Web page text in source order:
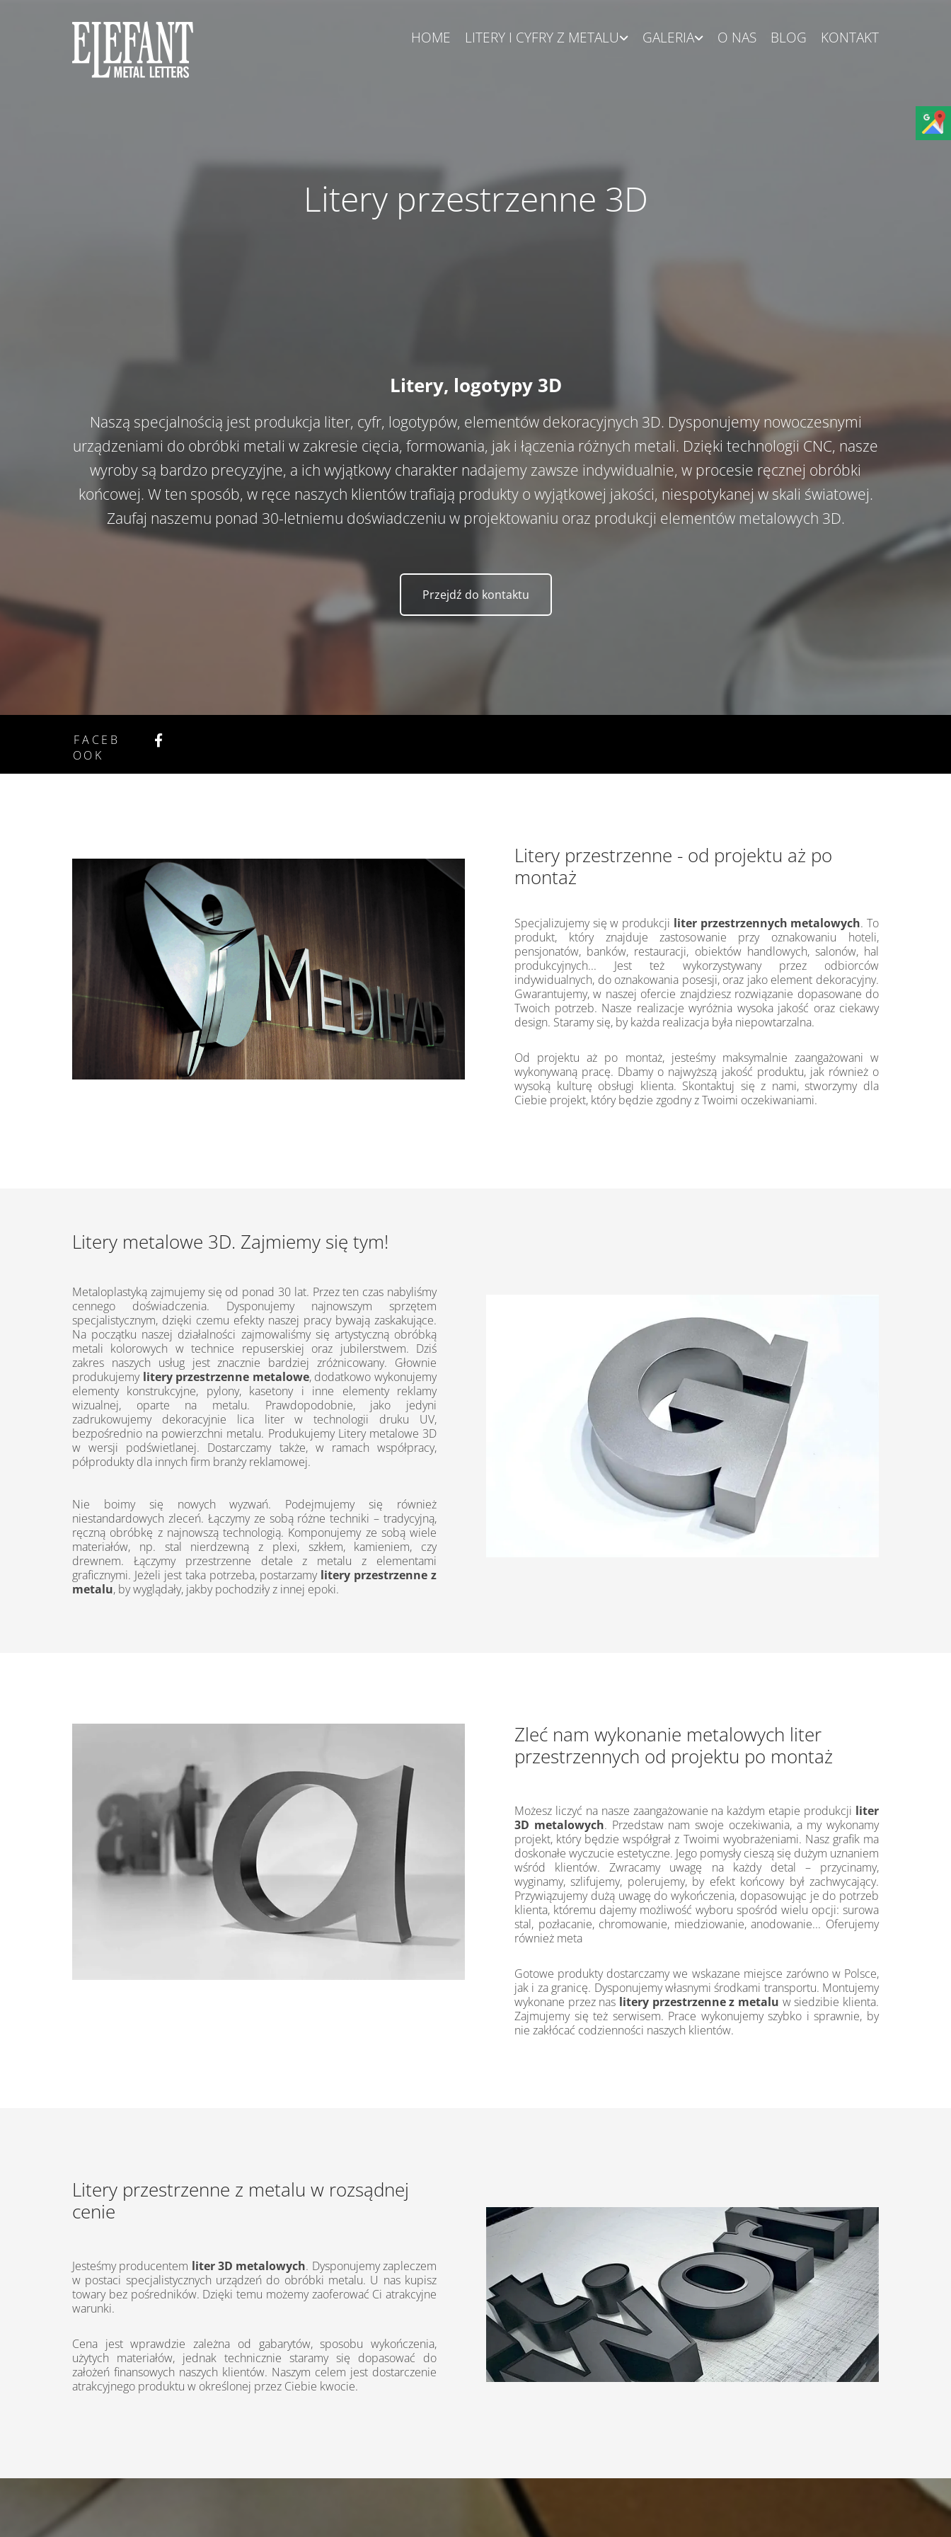
HOME LITERY I CYFRY Z METALU GALERIA O NAS BLOG KONTAKT
Litery przestrzenne 3D
Litery, logotypy 3D
Naszą specjalnością jest produkcja liter, cyfr, logotypów, elementów dekoracyjnych 3D. Dysponujemy nowoczesnymi
urządzeniami do obróbki metali w zakresie cięcia, formowania, jak i łączenia różnych metali. Dzięki technologii CNC, nasze
wyroby są bardzo precyzyjne, a ich wyjątkowy charakter nadajemy zawsze indywidualnie, w procesie ręcznej obróbki
końcowej. W ten sposób, w ręce naszych klientów trafiają produkty o wyjątkowej jakości, niespotykanej w skali światowej.
Zaufaj naszemu ponad 30-letniemu doświadczeniu w projektowaniu oraz produkcji elementów metalowych 3D.
Przejdź do kontaktu
FACEB
OOK
Litery przestrzenne - od projektu aż po
montaż
Specjalizujemy się w produkcji liter przestrzennych metalowych. To
produkt, który znajduje zastosowanie przy oznakowaniu hoteli,
pensjonatów, banków, restauracji, obiektów handlowych, salonów, hal
produkcyjnych... Jest też wykorzystywany przez odbiorców
indywidualnych, do oznakowania posesji, oraz jako element dekoracyjny.
Gwarantujemy, w naszej ofercie znajdziesz rozwiązanie dopasowane do
Twoich potrzeb. Nasze realizacje wyróżnia wysoka jakość oraz ciekawy
design. Staramy się, by każda realizacja była niepowtarzalna.
Od projektu aż po montaż, jesteśmy maksymalnie zaangażowani w
wykonywaną pracę. Dbamy o najwyższą jakość produktu, jak również o
wysoką kulturę obsługi klienta. Skontaktuj się z nami, stworzymy dla
Ciebie projekt, który będzie zgodny z Twoimi oczekiwaniami.
Litery metalowe 3D. Zajmiemy się tym!
Metaloplastyką zajmujemy się od ponad 30 lat. Przez ten czas nabyliśmy
cennego doświadczenia. Dysponujemy najnowszym sprzętem
specjalistycznym, dzięki czemu efekty naszej pracy bywają zaskakujące.
Na początku naszej działalności zajmowaliśmy się artystyczną obróbką
metali kolorowych w technice repuserskiej oraz jubilerstwem. Dziś
zakres naszych usług jest znacznie bardziej zróżnicowany. Głownie
produkujemy litery przestrzenne metalowe, dodatkowo wykonujemy
elementy konstrukcyjne, pylony, kasetony i inne elementy reklamy
wizualnej, oparte na metalu. Prawdopodobnie, jako jedyni
zadrukowujemy dekoracyjnie lica liter w technologii druku UV,
bezpośrednio na powierzchni metalu. Produkujemy Litery metalowe 3D
w wersji podświetlanej. Dostarczamy także, w ramach współpracy,
półprodukty dla innych firm branży reklamowej.
Nie boimy się nowych wyzwań. Podejmujemy się również
niestandardowych zleceń. Łączymy ze sobą różne techniki – tradycyjną,
ręczną obróbkę z najnowszą technologią. Komponujemy ze sobą wiele
materiałów, np. stal nierdzewną z plexi, szkłem, kamieniem, czy
drewnem. Łączymy przestrzenne detale z metalu z elementami
graficznymi. Jeżeli jest taka potrzeba, postarzamylitery przestrzenne z
metalu, by wyglądały, jakby pochodziły z innej epoki.
Zleć nam wykonanie metalowych liter
przestrzennych od projektu po montaż
Możesz liczyć na nasze zaangażowanie na każdym etapie produkcji liter
3D metalowych. Przedstaw nam swoje oczekiwania, a my wykonamy
projekt, który będzie współgrał z Twoimi wyobrażeniami. Nasz grafik ma
doskonałe wyczucie estetyczne. Jego pomysły cieszą się dużym uznaniem
wśród klientów. Zwracamy uwagę na każdy detal – przycinamy,
wyginamy, szlifujemy, polerujemy, by efekt końcowy był zachwycający.
Przywiązujemy dużą uwagę do wykończenia, dopasowując je do potrzeb
klienta, któremu dajemy możliwość wyboru spośród wielu opcji: surowa
stal, pozłacanie, chromowanie, miedziowanie, anodowanie... Oferujemy
również meta
Gotowe produkty dostarczamy we wskazane miejsce zarówno w Polsce,
jak i za granicę. Dysponujemy własnymi środkami transportu. Montujemy
wykonane przez nas litery przestrzenne z metalu w siedzibie klienta.
Zajmujemy się też serwisem. Prace wykonujemy szybko i sprawnie, by
nie zakłócać codzienności naszych klientów.
Litery przestrzenne z metalu w rozsądnej
cenie
Jesteśmy producentem liter 3D metalowych. Dysponujemy zapleczem
w postaci specjalistycznych urządzeń do obróbki metalu. U nas kupisz
towary bez pośredników. Dzięki temu możemy zaoferować Ci atrakcyjne
warunki.
Cena jest wprawdzie zależna od gabarytów, sposobu wykończenia,
użytych materiałów, jednak technicznie staramy się dopasować do
założeń finansowych naszych klientów. Naszym celem jest dostarczenie
atrakcyjnego produktu w określonej przez Ciebie kwocie.